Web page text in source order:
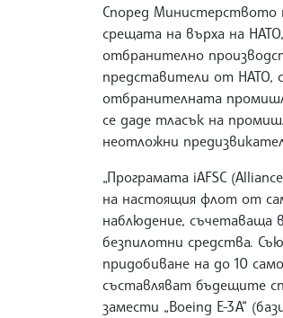
Според Министерството
срещата на върха на
отбранително
представители от НАТО,
отбранителната
се даде тласък на
неотложни
„Програмата iAFSC
на настоящия флот от
наблюдение, съчетаваща
безпилотни средства.
придобиване на до 10
съставляват бъдещите
замести „Boeing E-3A“